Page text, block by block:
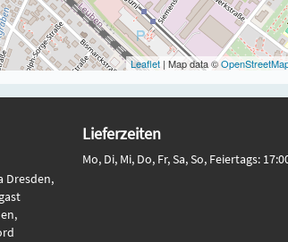
Leaflet | Map data ©
Dresden,
Lieferzeiten
Mo, Di, Mi, Do, Fr, Sa, So, Feiertags: